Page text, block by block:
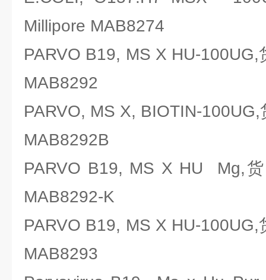
Millipore MAB8274
PARVO B19, MS X HU-
MAB8292
PARVO, MS X, BIOTIN-
MAB8292B
PARVO B19, MS X HU Mg,
MAB8292-K
PARVO B19, MS X HU-
MAB8293